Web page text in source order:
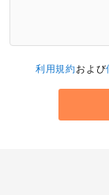
利用規約および